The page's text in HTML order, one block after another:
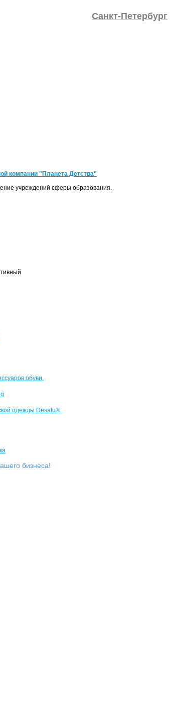
Санкт-Петербург
компании "Планета Детства"
учреждений сферы образования.
бизнеса!